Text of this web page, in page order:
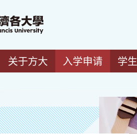
关于方大 入学申请 学